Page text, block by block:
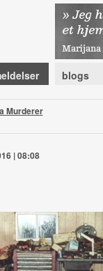
blogs
Murderer
| 08:08